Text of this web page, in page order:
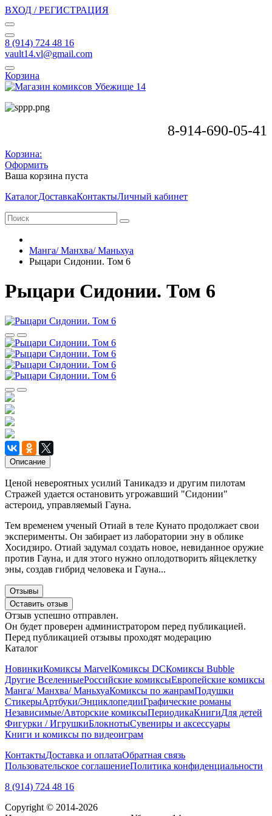
ВХОД / РЕГИСТРАЦИЯ
8 (914) 724 48 16
vault14.vl@gmail.com
Корзина
8-914-690-05-41
Корзина:
Оформить
Ваша корзина пуста
КаталогДоставкаКонтактыЛичный кабинет
Манга/ Манхва/ Маньхуа
Рыцари Сидонии. Том 6
Рыцари Сидонии. Том 6
Описание
Ценой невероятных усилий Таникадзэ и другим пилотам
Стражей удается остановить угрожавший "Сидонии"
астероид, управляемый Гауна.
Тем временем ученый Отиай в теле Кунато продолжает свои
эксперименты. Он забирает из лаборатории эну в облике
Хосидзиро. Отиай задумал создать новое, невиданное оружие
против Гауна, и для этого нужно оплодотворить яйцеклетку
эны, создав гибрид человека и Гауна...
Отзывы
Оставить отзыв
Отзыв успешно отправлен.
Он будет проверен администратором перед публикацией.
Перед публикацией отзывы проходят модерацию
Каталог
НовинкиКомиксы MarvelКомиксы DCКомиксы Bubble
Другие ВселенныеРоссийские комиксыЕвропейские комиксы
Манга/ Манхва/ МаньхуаКомиксы по жанрамПодушки
СтикерыАртбуки/ЭнциклопедииГрафические романы
Независимые/Авторские комиксыПериодикаКнигиДля детей
Фигурки / ИгрушкиБлокнотыСувениры и аксессуары
Книги и комиксы по видеоиграм
КонтактыДоставка и оплатаОбратная связь
Пользовательское соглашениеПолитика конфиденциальности
8 (914) 724 48 16
Copyright © 2014-2026